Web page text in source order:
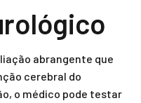
abrangente que
cerebral do
o médico pode testar